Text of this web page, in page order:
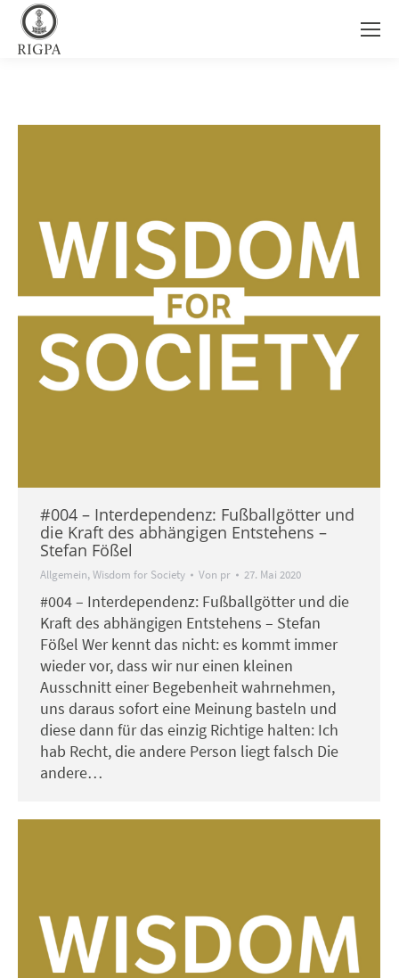
#004 – Interdependenz: Fußballgötter und
die Kraft des abhängigen Entstehens –
Stefan Fößel
Allgemein,Wisdom for Society Von pr 27. Mai 2020
#004 – Interdependenz: Fußballgötter und die
Kraft des abhängigen Entstehens – Stefan
Fößel Wer kennt das nicht: es kommt immer
wieder vor, dass wir nur einen kleinen
Ausschnitt einer Begebenheit wahrnehmen,
uns daraus sofort eine Meinung basteln und
diese dann für das einzig Richtige halten: Ich
hab Recht, die andere Person liegt falsch Die
andere…